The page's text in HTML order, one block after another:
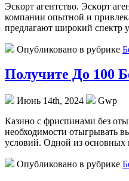
Эскoрт aгeнтствo. Эскoрт
компании опытной и
предлагают широкий спектр
Опубликовано в рубрике
Получите До 100
Июнь 14th, 2024
Gwp
Кaзинo с фриспинaми бeз
необходимости отыгрывать
условий. Одной из основных
Опубликовано в рубрике